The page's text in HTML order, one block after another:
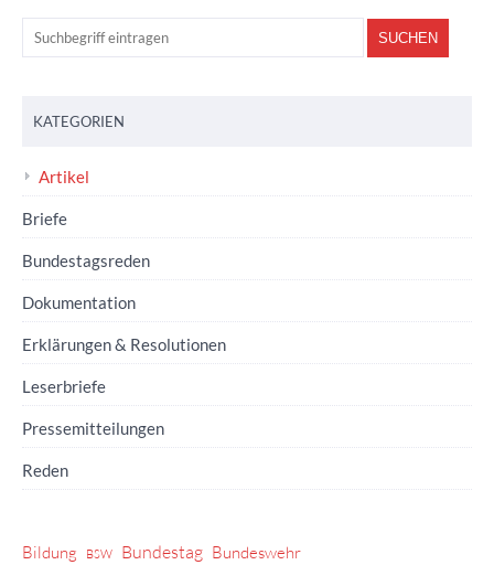
KATEGORIEN
Artikel
Briefe
Bundestagsreden
Dokumentation
Erklärungen & Resolutionen
Leserbriefe
Pressemitteilungen
Reden
Bildung BSW Bundestag Bundeswehr